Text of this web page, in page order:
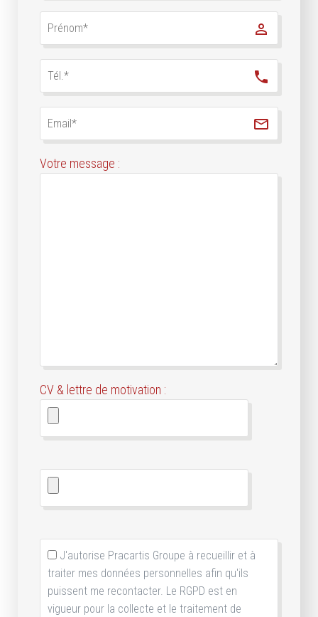
Votre message :
CV & lettre de motivation :
J'autorise Pracartis Groupe à recueillir et à
traiter mes données personnelles afin qu'ils
puissent me recontacter. Le RGPD est en
vigueur pour la collecte et le traitement de